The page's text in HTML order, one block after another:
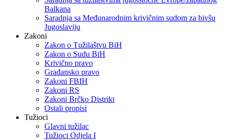
Balkana
Saradnja sa Međunarodnim krivičnim sudom za bivšu
Jugoslaviju
Zakoni
Zakon o Тužilaštvu BiH
Zakon o Sudu BiH
Krivično pravo
Građansko pravo
Zakoni FBIH
Zakoni RS
Zakoni Brčko Distrikt
Ostali propisi
Tužioci
Glavni tužilac
Tužioci Odjela I